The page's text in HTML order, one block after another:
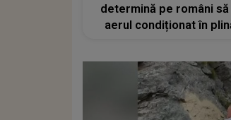
determină pe români
aerul condiționat în